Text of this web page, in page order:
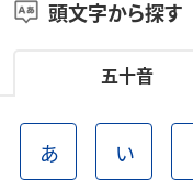
頭文字から探す
五十音
あ い